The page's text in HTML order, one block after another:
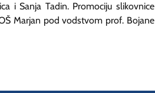
i Sanja Tadin. Promociju slikovnice
Marjan pod vodstvom prof. Bojane